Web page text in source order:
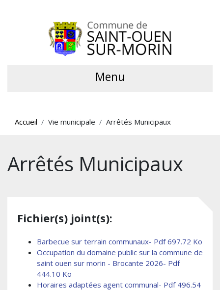
Menu
Accueil Vie municipale Arrêtés Municipaux
Arrêtés Municipaux
Fichier(s) joint(s):
Barbecue sur terrain communaux- Pdf 697.72 Ko
Occupation du domaine public sur la commune de
saint ouen sur morin - Brocante 2026- Pdf
444.10 Ko
Horaires adaptées agent communal- Pdf 496.54